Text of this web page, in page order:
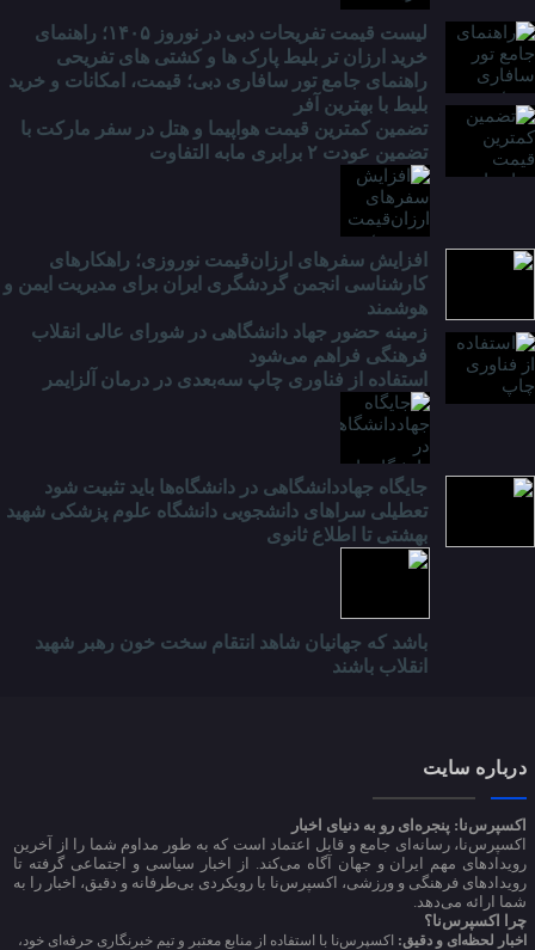
لیست قیمت تفریحات دبی در نوروز ۱۴۰۵؛ راهنمای
خرید ارزان تر بلیط پارک ها و کشتی های تفریحی
راهنمای جامع تور سافاری دبی؛ قیمت، امکانات و خرید
بلیط با بهترین آفر
تضمین کمترین قیمت هواپیما و هتل در سفر مارکت با
تضمین عودت ۲ برابری مابه التفاوت
افزایش سفرهای ارزان‌قیمت نوروزی؛ راهکارهای
کارشناسی انجمن گردشگری ایران برای مدیریت ایمن و
هوشمند
زمینه حضور جهاد دانشگاهی در شورای عالی انقلاب
فرهنگی فراهم می‌شود
استفاده از فناوری چاپ سه‌بعدی در درمان آلزایمر
جایگاه جهاددانشگاهی در دانشگاه‌ها باید تثبیت شود
تعطیلی سراهای دانشجویی دانشگاه علوم پزشکی شهید
بهشتی تا اطلاع ثانوی
باشد که جهانیان شاهد انتقام سخت خون رهبر شهید
انقلاب باشند
درباره سایت
اکسپرس‌نا: پنجره‌ای رو به دنیای اخبار
اکسپرس‌نا، رسانه‌ای جامع و قابل اعتماد است که به طور مداوم شما را از آخرین
رویدادهای مهم ایران و جهان آگاه می‌کند. از اخبار سیاسی و اجتماعی گرفته تا
رویدادهای فرهنگی و ورزشی، اکسپرس‌نا با رویکردی بی‌طرفانه و دقیق، اخبار را به
شما ارائه می‌دهد.
چرا اکسپرس‌نا؟
اخبار لحظه‌ای و دقیق: اکسپرس‌نا با استفاده از منابع معتبر و تیم خبرنگاری حرفه‌ای خود،